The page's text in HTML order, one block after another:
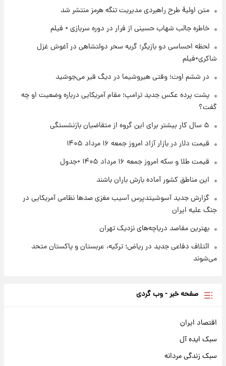
جزئیات فعال‌سازی «کیف پول ایران» اعلام
شد+فیلم
۱ روز پیش
امروز پنجشنبه ۱۵ مرداد ۱۴۰۵ +جدول
۱ روز پیش
۱ روز پیش
شد
متن اولیۀ طرح راهبردی مدیریت تنگه هرمز منتشر شد
خاطره جالب شهاب حسینی از فرار در دوره سربازی + فیلم
لحظه احساسی دو بازیگر؛ گریه سحر دولتشاهی در آغوش غزل
شاکری+فیلم
در ششم اوت؛ وقتی هیروشیما در دیگ قیر می‌جوشید
پشت پرده عکس جدید ترامپ؛ مقام آمریکایی درباره وضعیت او چه
گفت؟
۵ سال کار بیشتر برای این گروه از متقاضیان بازنشستگی
قیمت دلار در بازار آزاد امروز جمعه ۱۶ مرداد ۱۴۰۵
قیمت طلا و سکه امروز جمعه ۱۶ مرداد ۱۴۰۵ +جدول
این مناطق کشور آماده بارش باران باشند
گزارش جدید آسوشیتدپرس آسیب مغزی صدها نظامی آمریکایی در
جنگ علیه ایران
بهترین مقاصد دریاچه‌های نزدیک تهران
ائتلاف دفاعی جدید در ریاض؛ ترکیه، عربستان و پاکستان متحد
می‌شوند
صفحه خبر - وب گردی
اقتصاد ایران
سبک ایده آل
سبک زندگی مردانه